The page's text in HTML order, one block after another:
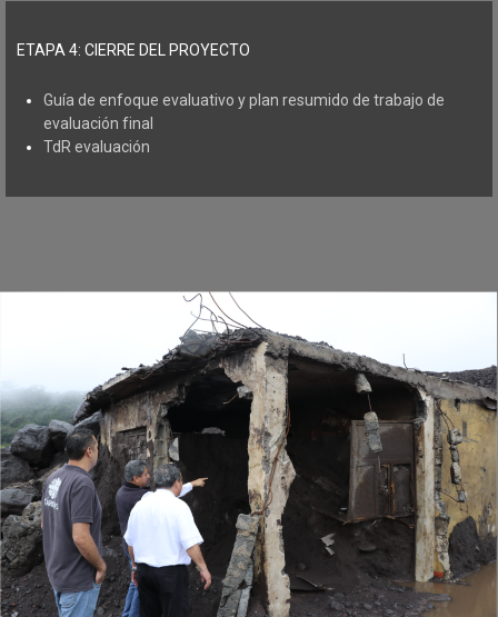
ETAPA 4: CIERRE DEL PROYECTO
Guía de enfoque evaluativo y plan resumido de trabajo de
evaluación final
TdR evaluación